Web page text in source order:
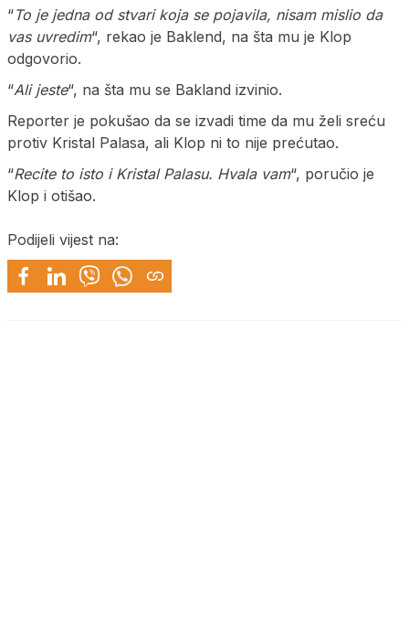
“To je jedna od stvari koja se pojavila, nisam mislio da
vas uvredim“, rekao je Baklend, na šta mu je Klop
odgovorio.
“Ali jeste“, na šta mu se Bakland izvinio.
Reporter je pokušao da se izvadi time da mu želi sreću
protiv Kristal Palasa, ali Klop ni to nije prećutao.
“Recite to isto i Kristal Palasu. Hvala vam“, poručio je
Klop i otišao.
Podijeli vijest na: